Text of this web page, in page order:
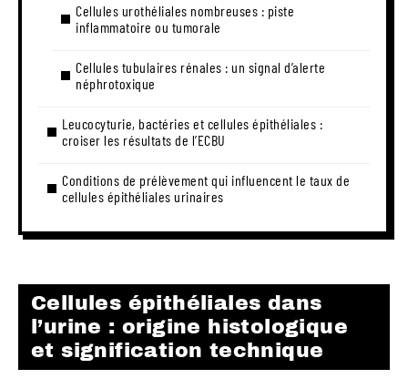
Cellules urothéliales nombreuses : piste
inflammatoire ou tumorale
Cellules tubulaires rénales : un signal d’alerte
néphrotoxique
Leucocyturie, bactéries et cellules épithéliales :
croiser les résultats de l’ECBU
Conditions de prélèvement qui influencent le taux de
cellules épithéliales urinaires
Cellules épithéliales dans
l’urine : origine histologique
et signification technique